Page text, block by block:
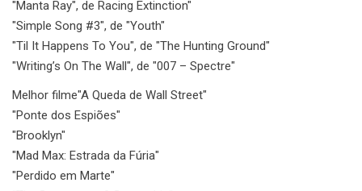
"Manta Ray", de Racing Extinction"
"Simple Song #3", de "Youth"
"Til It Happens To You", de "The Hunting Ground"
"Writing’s On The Wall", de "007 – Spectre"
Melhor filme"A Queda de Wall Street"
"Ponte dos Espiões"
"Brooklyn"
"Mad Max: Estrada da Fúria"
"Perdido em Marte"